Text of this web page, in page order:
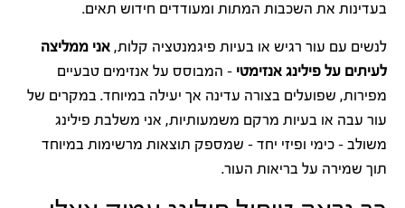
בעדינות את השכבות המתות ומעודדים חידוש תאים.
לנשים עם עור רגיש או בעיות פיגמנטציה קלות, אני ממליצה
לעיתים על פילינג אנזימטי – המבוסס על אנזימים טבעיים
מפירות, שפועלים בצורה עדינה אך יעילה במיוחד. במקרים של
עור עבה או בעיות מרקם משמעותיות, אני משלבת פילינג
משולב – כימי ופיזי יחד – שמספק תוצאות מרשימות במיוחד
תוך שמירה על בריאות העור.